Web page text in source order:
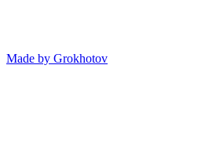
Made by Grokhotov